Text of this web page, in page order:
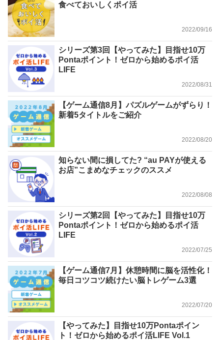
食べておいしくポイ活
2022/09/16
シリーズ第3回【やってみた】目指せ10万
Pontaポイント！ゼロから始めるポイ活
LIFE
2022/08/31
【ゲーム通信8月】パズルゲームがずらり！
新着5タイトルをご紹介
2022/08/20
知らない間に損してた? “au PAYが使える
お店”こまめなチェックのススメ
2022/08/08
シリーズ第2回【やってみた】目指せ10万
Pontaポイント！ゼロから始めるポイ活
LIFE
2022/07/25
【ゲーム通信7月】休憩時間に脳を活性化！
毎日コツコツ続けたい脳トレゲーム3選
2022/07/20
【やってみた】目指せ10万Pontaポイン
ト！ゼロから始めるポイ活LIFE Vol.1